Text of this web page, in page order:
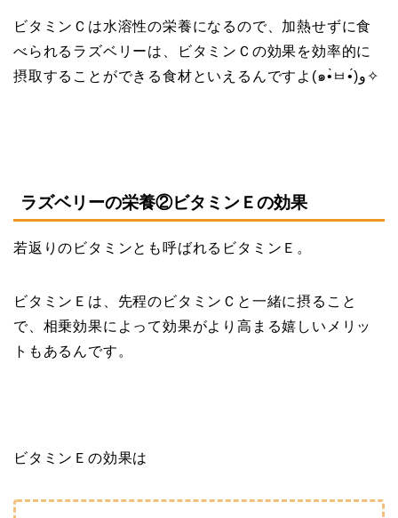
ビタミンＣは水溶性の栄養になるので、加熱せずに食
べられるラズベリーは、ビタミンＣの効果を効率的に
摂取することができる食材といえるんですよ(๑•̀ㅂ•́)و✧
ラズベリーの栄養②ビタミンＥの効果
若返りのビタミンとも呼ばれるビタミンＥ。
ビタミンＥは、先程のビタミンＣと一緒に摂ること
で、相乗効果によって効果がより高まる嬉しいメリッ
トもあるんです。
ビタミンＥの効果は